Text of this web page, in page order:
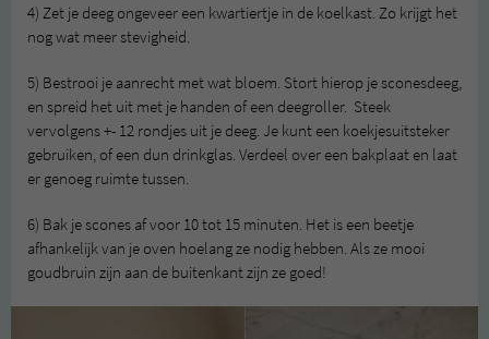
4) Zet je deeg ongeveer een kwartiertje in de koelkast. Zo krijgt het
nog wat meer stevigheid.
5) Bestrooi je aanrecht met wat bloem. Stort hierop je sconesdeeg,
en spreid het uit met je handen of een deegroller. Steek
vervolgens +- 12 rondjes uit je deeg. Je kunt een koekjesuitsteker
gebruiken, of een dun drinkglas. Verdeel over een bakplaat en laat
er genoeg ruimte tussen.
6) Bak je scones af voor 10 tot 15 minuten. Het is een beetje
afhankelijk van je oven hoelang ze nodig hebben. Als ze mooi
goudbruin zijn aan de buitenkant zijn ze goed!